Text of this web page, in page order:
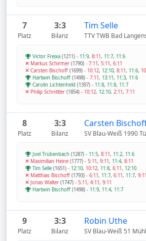
7
Platz
3:3
Bilanz
Tim Selle
TTV TWB Bad
Victor Freixa (1211) - 11:9, 8:11, 11:7, 11:6
Markus Schirmer (1790) - 7:11, 5:11, 6:11
Carsten Bischoff (1699) - 10:12, 12:10, 8:11, 11:6,
Hartwin Bischoff (1498) - 7:11, 13:11, 11:3, 11:6
Carolin Lichtenheld (1397) - 11:8, 11:8, 11:7
Philip Schnittler (1854) - 10:12, 12:10, 2:11, 7:11
8
Platz
3:3
Bilanz
Carsten
SV Blau-Weiß 1990
Joel Trübenbach (1287) - 11:5, 8:11, 11:2, 11:6
Maximilian Heine (1777) - 5:11, 9:11, 11:4, 8:11
Tim Selle (1651) - 12:10, 10:12, 11:8, 6:11, 12:10
Matthias Bischoff (1793) - 6:11, 11:7, 6:11, 11:7, 9:11
Jonas Walter (1747) - 5:11, 4:11, 9:11
Hartwin Bischoff (1498) - 11:9, 11:4, 11:7
9
Platz
3:3
Bilanz
Robin Uthe
SV Blau-Weiß 51